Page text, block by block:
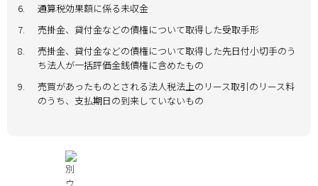
6.
通算税効果額に係る未収金
7.
売掛金、貸付金などの債権について取得した受取手形
8.
売掛金、貸付金などの債権について取得した先日付小切手のう
ち法人が一括評価金銭債権に含めたもの
9.
売買があったものとされる法人税法上のリース取引のリース料
のうち、支払期日の到来していないもの